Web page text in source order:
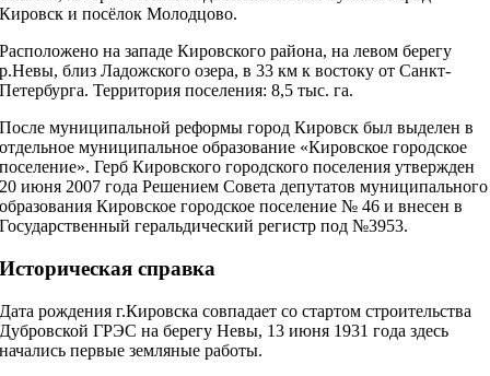
Кировск и посёлок Молодцово.
Расположено на западе Кировского района, на левом берегу
р.Невы, близ Ладожского озера, в 33 км к востоку от Санкт-
Петербурга. Территория поселения: 8,5 тыс. га.
После муниципальной реформы город Кировск был выделен в
отдельное муниципальное образование «Кировское городское
поселение». Герб Кировского городского поселения утвержден
20 июня 2007 года Решением Совета депутатов муниципального
образования Кировское городское поселение № 46 и внесен в
Государственный геральдический регистр под №3953.
Историческая справка
Дата рождения г.Кировска совпадает со стартом строительства
Дубровской ГРЭС на берегу Невы, 13 июня 1931 года здесь
начались первые земляные работы.